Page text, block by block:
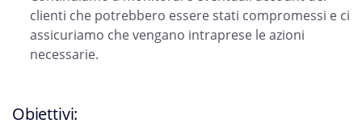
clienti che potrebbero essere stati compromessi e ci
assicuriamo che vengano intraprese le azioni
necessarie.
Obiettivi: